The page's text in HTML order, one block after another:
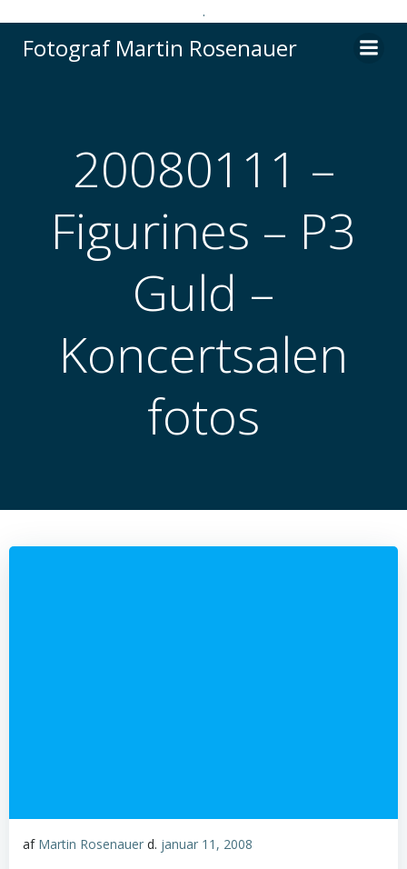
.
til
Fotograf Martin Rosenauer
20080111 –
Figurines – P3
Guld –
Koncertsalen
fotos
af Martin Rosenauer d. januar 11, 2008